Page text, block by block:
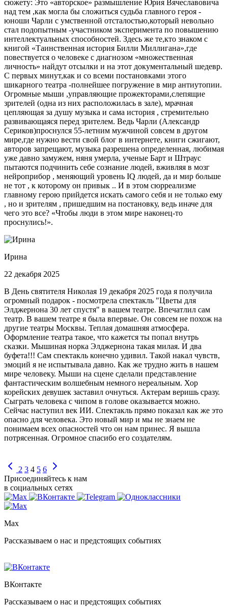
сюжету: Это «авторское» размышление Юрия Вячеславовича
над тем ,как могла бы сложиться судьба главного героя -
юноши Чарли с умственной отсталостью,который невольно
стал подопытным -участником эксперимента по повышению
интеллектуальных способностей. Здесь же те,кто знаком с
книгой «Таинственная история Билли Миллигана»,где
повествуется о человеке с диагнозом «множественная
личность» найдут отсылки и на этот документальный шедевр.
С первых минут,как и со всеми постановками этого
шикарного театра -полнейшее погружение в мир антиутопии.
Огромные мыши ,управляющие прожекторами,слепящие
зрителей (одна из них расположилась в зале), мрачная
цепляющая за душу музыка и сама история , стремительно
развивающаяся перед зрителем. Ведь Чарли (Александр
Сериков)проснулся 55-летним мужчиной совсем в другом
мире,где нужно вести свой блог в интернете, книги сжигают,
авторов запрещают, музыка разрешена определенная, любимая
уже давно замужем, няня умерла, ученые Барт и Штраус
пытаются подчинить себе сознание людей, вживляя в мозг
нейроприбор , меняющий уровень IQ людей, да и мир больше
не тот , к которому он привык .. И в этом сюрреализме
главному герою прийдется искать самого себя и не только ему
, но и зрителям , пришедшим на постановку, ведь иначе для
чего это все? «Чтобы люди в этом мире наконец-то
проснулись!».
Ирина
22 декабря 2025
В День святителя Николая 19 декабря 2025 года я получила
огромный подарок - посмотрела спектакль "Цветы для
Элджернона 30 лет спустя" в вашем театре. Впечатлил сам
театр. В вашем театре я была впервые. Он совсем не похож на
другие театры Москвы. Теплая домашняя атмосфера.
Оформление театра такое, что кажется ты попал внутрь
сказки. Мышиная норка Элджернона такая милая. И два
буфета!!! Сам спектакль конечно удивил. Такой накал чувств,
эмоций я не испытывала давно. Как же трудно жить в нашем
мире человеку. Мыши на сцене сделали представление
фантастическим волшебным немного нереальным. Хор
корейских девушек заставил очнуться. Актерам веришь сразу.
Сыграть человека с чипом в голове оказывается можно.
Сейчас наступил век ИИ. Спектакль прямо показал как же это
опасно для человека. Это новый мир и мы не знаем не
понимаем всех опасностей что он нам принес. Я вышла
потрясенная. Огромное спасибо его создателям.
2 3 4 5 6
Присоединяйтесь к нам
в социальных сетях
Max
Рассказываем о нас и предстоящих событиях
ВКонтакте
Рассказываем о нас и предстоящих событиях